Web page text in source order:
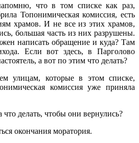
что в том списке как раз,
Топонимическая комиссия, есть
храмов. И не все из этих храмов,
большая часть из них разрушены.
написать обращение и куда? Там
Если вот здесь, в Парголово
а вот по этим что делать?
улицам, которые в этом списке,
комиссия уже приняла
делать, чтобы они вернулись?
окончания моратория.